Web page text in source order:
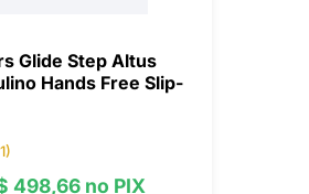
Glide Step Altus
Hands Free Slip-
498,66 no PIX